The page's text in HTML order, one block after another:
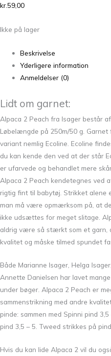
kr.59,00
Ikke på lager
Beskrivelse
Yderligere information
Anmeldelser (0)
Lidt om garnet:
Alpaca 2 Peach fra Isager består
Løbelængde på 250m/50 g.
variant nemlig Ecoline. Ecoline
du kan kende den ved at der står
er ufarvede og behandlet mere
Alpaca 2 Peach kendetegnes ved
rigtig fint til babytøj. Strikket alene
man må være opmærksom på, at
ikke udsættes for meget slitage.
aldrig være så stærkt som et garn,
kvalitet og måske tilmed spundet
Både Marianne Isager, Helga
Annette Danielsen har lavet
under bøger. Alpaca 2 Peach er
sammenstrikning med andre
pinde: sammen med Spinni pind
pind 3,5 – 5. Tweed strikkes på pind
Hvis du kan lide Alpaca 2 vil du